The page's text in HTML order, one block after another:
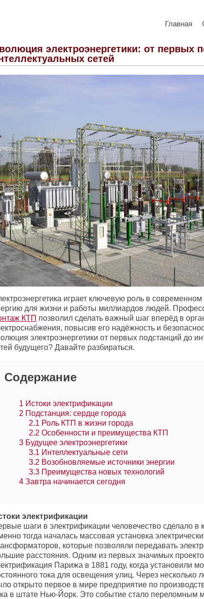
Главная
электроэнергетики: от первых
сетей
играет ключевую роль в
для жизни и работы миллиардов людей.
КТП позволил сделать важный шаг вперёд в
повысив его надёжность и
электроэнергетики от первых подстанций до
будущего? Давайте разбираться.
Содержание
1 Истоки электрификации
2 Подстанция: сердце города
2.1 Роль КТП в жизни города
2.2 Особенности и преимущества КТП
3 Будущее электроэнергетики
3.1 Интеллектуальные сети
3.2 Возобновляемые источники энергии
3.3 Преимущества новых технологий
4 Завтра начинается сегодня
электрификации
шаги в электрификации человечество сделало в
тогда началась массовая установка
которые позволяли передавать
расстояния. Одним из первых значимых
Парижа в 1881 году, когда установили
тока для освещения улиц. Через несколько
открыто первое в мире предприятие по
в штате Нью-Йорк. Это событие стало переломным